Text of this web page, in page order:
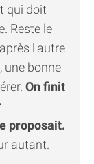
qui doit
Reste le
l'autre
une bonne
On finit
proposait.
autant.